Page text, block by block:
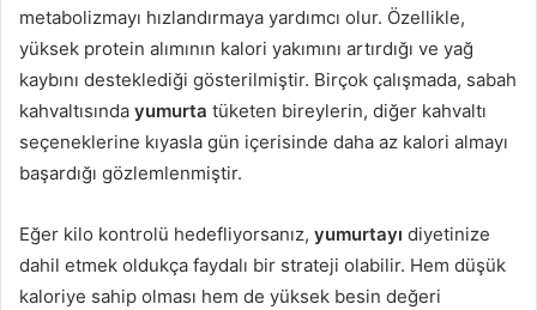
metabolizmayı hızlandırmaya yardımcı olur. Özellikle,
yüksek protein alımının kalori yakımını artırdığı ve yağ
kaybını desteklediği gösterilmiştir. Birçok çalışmada, sabah
kahvaltısında yumurta tüketen bireylerin, diğer kahvaltı
seçeneklerine kıyasla gün içerisinde daha az kalori almayı
başardığı gözlemlenmiştir.
Eğer kilo kontrolü hedefliyorsanız, yumurtayı diyetinize
dahil etmek oldukça faydalı bir strateji olabilir. Hem düşük
kaloriye sahip olması hem de yüksek besin değeri